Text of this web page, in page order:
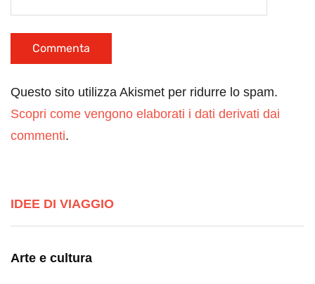
Questo sito utilizza Akismet per ridurre lo spam.
Scopri come vengono elaborati i dati derivati dai
commenti.
IDEE DI VIAGGIO
Arte e cultura